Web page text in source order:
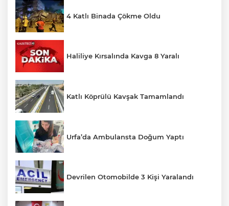
4 Katlı Binada Çökme Oldu
Haliliye Kırsalında Kavga 8 Yaralı
Katlı Köprülü Kavşak Tamamlandı
Urfa’da Ambulansta Doğum Yaptı
Devrilen Otomobilde 3 Kişi Yaralandı